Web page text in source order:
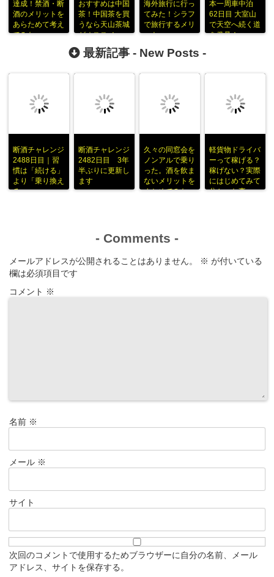
達成！禁酒・断
酒のメリットを
あらためて考え
てみた
おすすめは中国
茶！中国茶を買
うなら天山茶城
がオススメ
海外旅行に行っ
てみた！シラフ
で旅行するメリ
ット
本一周車中泊
62日目 大室山
で天空へ続く道
を発見！
最新記事 - New Posts -
断酒チャレンジ
2488日目｜習
慣は「続ける」
より「乗り換え
る」
断酒チャレンジ
2482日目 3年
半ぶりに更新し
ます
久々の同窓会を
ノンアルで乗り
った。酒を飲ま
ないメリットを
まとめてみた
軽貨物ドライバ
ーって稼げる？
稼げない？実際
にはじめてみて
分かった事
- Comments -
メールアドレスが公開されることはありません。 ※ が付いている
欄は必須項目です
コメント ※
名前 ※
メール ※
サイト
次回のコメントで使用するためブラウザーに自分の名前、メール
アドレス、サイトを保存する。